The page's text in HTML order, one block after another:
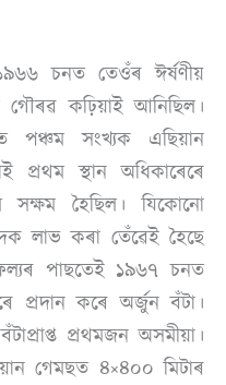
চনত তেওঁৰ ঈৰ্ষণীয়
কঢ়িয়াই আনিছিল।
পঞ্চম সংখ্যক এছিয়ান
স্থান অধিকাৰেৰে
হৈছিল। যিকোনো
লাভ কৰা তেঁৱেই হৈছে
পাছতেই ১৯৬৭ চনত
প্ৰদান কৰে অৰ্জুন বঁটা।
প্ৰথমজন অসমীয়া।
গেমছত ৪×৪০০ মিটাৰ